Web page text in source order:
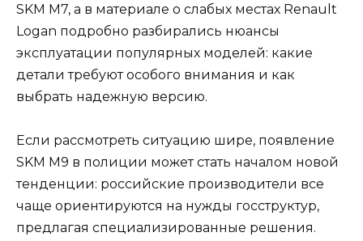
SKM M7, а в материале о слабых местах Renault
Logan подробно разбирались нюансы
эксплуатации популярных моделей: какие
детали требуют особого внимания и как
выбрать надежную версию.
Если рассмотреть ситуацию шире, появление
SKM M9 в полиции может стать началом новой
тенденции: российские производители все
чаще ориентируются на нужды госструктур,
предлагая специализированные решения.